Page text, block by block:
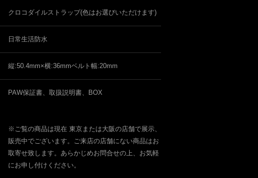
クロコダイルストラップ(色はお選びいただけます)
日常生活防水
縦:50.4mm×横:36mmベルト幅:20mm
PAW保証書、取扱説明書、BOX
※ご覧の商品は現在 東京または大阪の店舗で展示、
販売中でございます。ご来店の店舗にない商品はお
取寄せ致します。あらかじめお問合せの上、お気軽
にお申し付けください。